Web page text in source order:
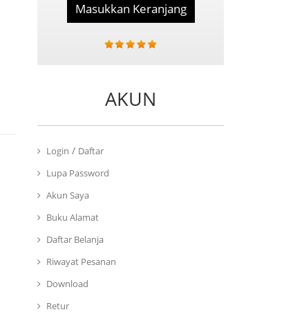
Masukkan Keranjang
AKUN
Login / Daftar
Lupa Password
Akun Saya
Buku Alamat
Daftar Belanja
Riwayat Pesanan
Download
Retur